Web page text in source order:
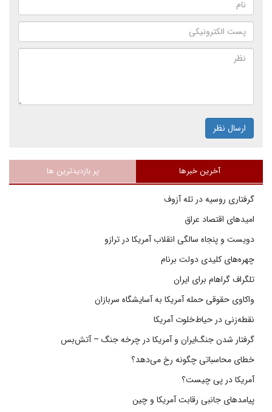
ارسال نظر
آخرین خبرها پر بازدیدترین ها
گرفتاری روسیه در تله آزوف
امیدهای اقتصاد عراق
دویست و پنجاه سالگی انقلاب آمریکا در ترازو
چهره‌های کلیدی دولت برنام
تلگراف گراهام برای ایران
واکاوی حقوقی حمله آمریکا به آسایشگاه سربازان
نقطه‌زنی در حیاط‌خلوت آمریکا
گرفتار شدن جنگ‌ایران و آمریکا در چرخه جنگ – آتش‌بس
خطای محاسباتی چگونه رخ می‌دهد؟
آمریکا در پی چیست؟
پیامدهای جانبی رقابت آمریکا و چین